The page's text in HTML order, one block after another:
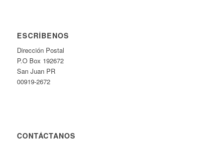
ESCRÍBENOS
Dirección Postal
P.O Box 192672
San Juan PR
00919-2672
CONTÁCTANOS